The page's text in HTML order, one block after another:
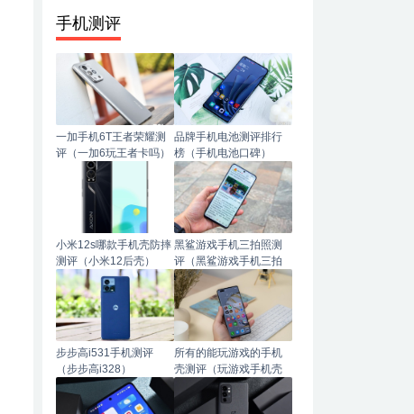
手机测评
一加手机6T王者荣耀测
评（一加6玩王者卡吗）
品牌手机电池测评排行
榜（手机电池口碑）
小米12s哪款手机壳防摔
测评（小米12后壳）
黑鲨游戏手机三拍照测
评（黑鲨游戏手机三拍
照测评怎么样）
步步高i531手机测评
（步步高i328）
所有的能玩游戏的手机
壳测评（玩游戏手机壳
哪种材质手感好）